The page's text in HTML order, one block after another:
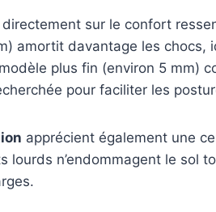
sur le confort
amortit davantage les chocs,
plus fin (environ 5 mm)
pour faciliter les
apprécient également une
lourds n’endommagent le sol